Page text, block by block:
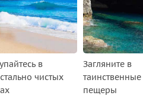
в
чистых
Загляните в
таинственные
пещеры